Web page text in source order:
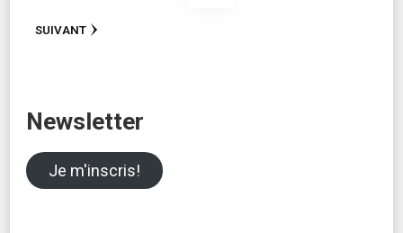
des
SUIVANT
Newsletter
Je m'inscris!